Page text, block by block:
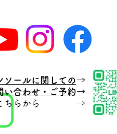
せ
低下
る歩
には
アー
チが
びに
くな
かり
ソールに関しての→
い合わせ・ご予約→
こちらから →